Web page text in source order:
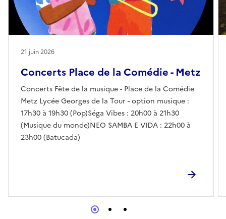
Concerts Place de la Comédie - Metz
Concerts Fête de la musique - Place de la Comédie
Metz Lycée Georges de la Tour - option musique :
17h30 à 19h30 (Pop)Séga Vibes : 20h00 à 21h30
(Musique du monde)NEO SAMBA E VIDA : 22h00 à
23h00 (Batucada)
21 juin 2026